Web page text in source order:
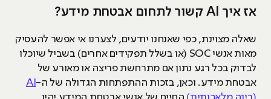
אז איך AI קשור לתחום אבטחת מידע?
שאלה מצוינת, כפי שאנחנו יודעים, לצערנו אי אפשר להעסיק
מאות אנשי SOC (או בשלל תפקידים אחרים) בשביל שיוכלו
לבדוק בכל רגע נתון אם מתרחשת פריצה או מאורע של
אבטחת מידע. וכאן, בזכות ההתפתחות הגדולה של ה- AI